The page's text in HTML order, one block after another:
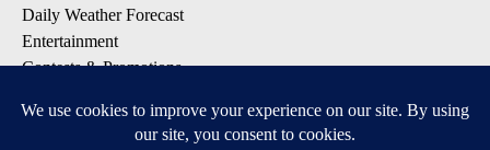
Daily Weather Forecast
Entertainment
Contests & Promotions
DOWNLOAD OUR APPS